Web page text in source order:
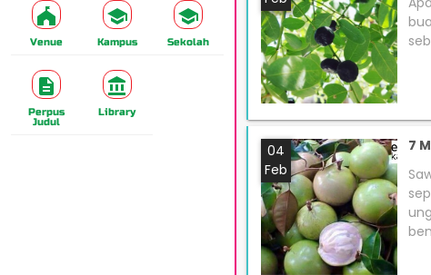
Venue Kampus Sekolah
Perpus
Judul
Library
04
Feb
7